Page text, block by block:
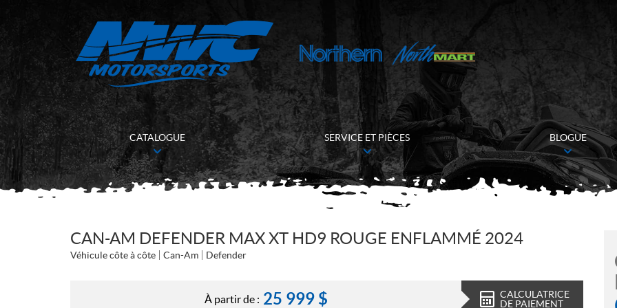
CATALOGUE SERVICE ET PIÈCES BLOGUE
CAN-AM DEFENDER MAX XT HD9 ROUGE ENFLAMMÉ 2024
Véhicule côte à côte Can-Am Defender
À partir de : 25 999 $
CALCULATRICE
DE PAIEMENT